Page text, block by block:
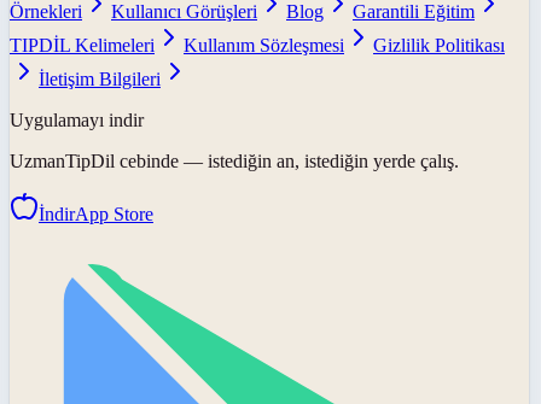
Örnekleri
Kullanıcı Görüşleri Blog
Garantili Eğitim
TIPDİL Kelimeleri
Kullanım Sözleşmesi
Gizlilik Politikası
İletişim Bilgileri
Uygulamayı indir
UzmanTipDil cebinde — istediğin an, istediğin yerde çalış.
İndirApp Store